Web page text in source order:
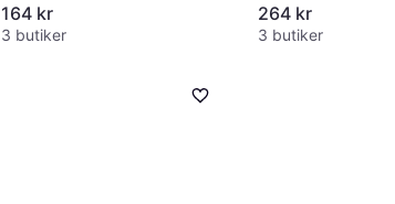
164 kr
3 butiker
264 kr
3 butiker